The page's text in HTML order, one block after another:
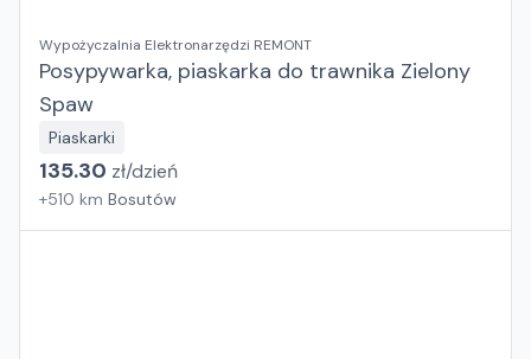
Wypożyczalnia Elektronarzędzi REMONT
Posypywarka, piaskarka do trawnika Zielony
Spaw
Piaskarki
135.30 zł/dzień
+510 km Bosutów